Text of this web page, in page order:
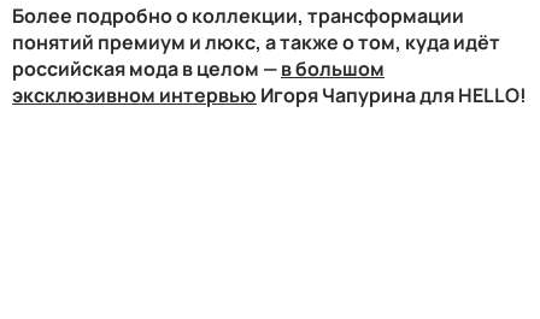
Более подробно о коллекции, трансформации
понятий премиум и люкс, а также о том, куда идёт
российская мода в целом —в большом
эксклюзивном интервью Игоря Чапурина для HELLO!